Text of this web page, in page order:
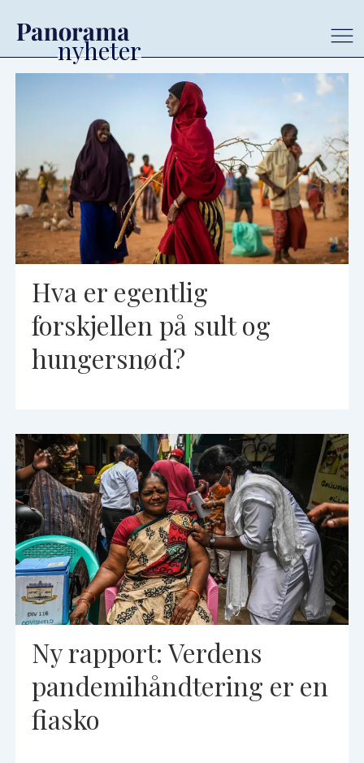
Tag:
koronapandemien
Hva er egentlig
forskjellen på sult og
hungersnød?
Ny rapport: Verdens
pandemihåndtering er en
fiasko